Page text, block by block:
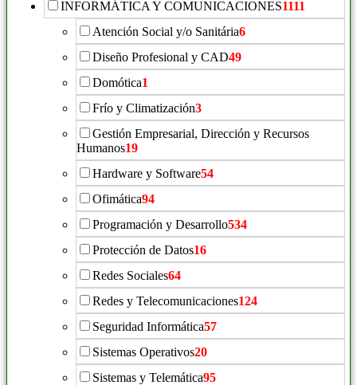
INFORMÁTICA Y COMUNICACIONES1111
Atención Social y/o Sanitária6
Diseño Profesional y CAD49
Domótica1
Frío y Climatización3
Gestión Empresarial, Dirección y Recursos
Humanos19
Hardware y Software54
Ofimática94
Programación y Desarrollo534
Protección de Datos16
Redes Sociales64
Redes y Telecomunicaciones124
Seguridad Informática57
Sistemas Operativos20
Sistemas y Telemática95